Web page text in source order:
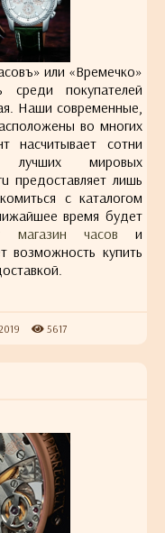
или «Времечко»
среди покупателей
Наши современные,
во многих
насчитывает сотни
мировых
предоставляет лишь
с каталогом
время будет
магазин часов и
возможность купить
5617